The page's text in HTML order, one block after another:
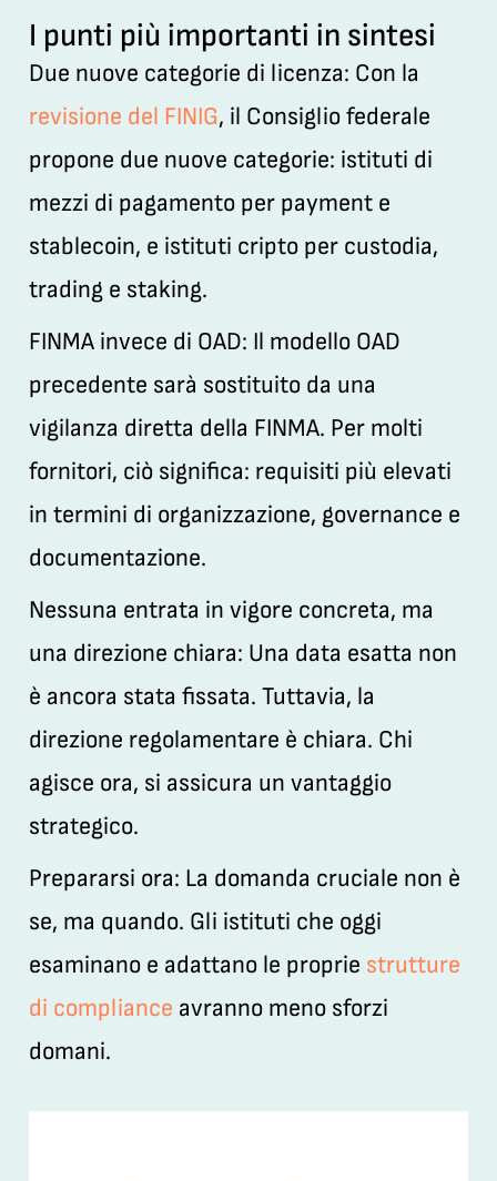
I punti più importanti in sintesi
Due nuove categorie di licenza: Con la
revisione del FINIG, il Consiglio federale
propone due nuove categorie: istituti di
mezzi di pagamento per payment e
stablecoin, e istituti cripto per custodia,
trading e staking.
FINMA invece di OAD: Il modello OAD
precedente sarà sostituito da una
vigilanza diretta della FINMA. Per molti
fornitori, ciò significa: requisiti più elevati
in termini di organizzazione, governance e
documentazione.
Nessuna entrata in vigore concreta, ma
una direzione chiara: Una data esatta non
è ancora stata fissata. Tuttavia, la
direzione regolamentare è chiara. Chi
agisce ora, si assicura un vantaggio
strategico.
Prepararsi ora: La domanda cruciale non è
se, ma quando. Gli istituti che oggi
esaminano e adattano le proprie strutture
di compliance avranno meno sforzi
domani.